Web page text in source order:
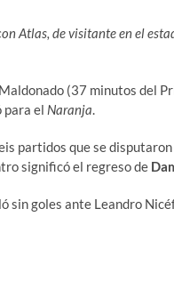
Atlas, de visitante en el
(37 minutos del
para el Naranja.
partidos que se
significó el regreso de
sin goles ante Leandro